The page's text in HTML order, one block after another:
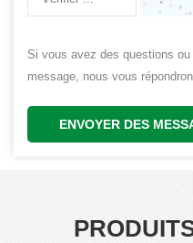
Si vous avez des questions
message, nous vous
ENVOYER DES